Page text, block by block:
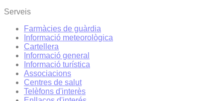
Serveis
Farmàcies de guàrdia
Informació meteorològica
Cartellera
Informació general
Informació turística
Associacions
Centres de salut
Telèfons d'interès